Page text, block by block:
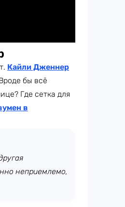
Кайли Дженнер
бы всё
Где сетка для
в
неприемлемо,